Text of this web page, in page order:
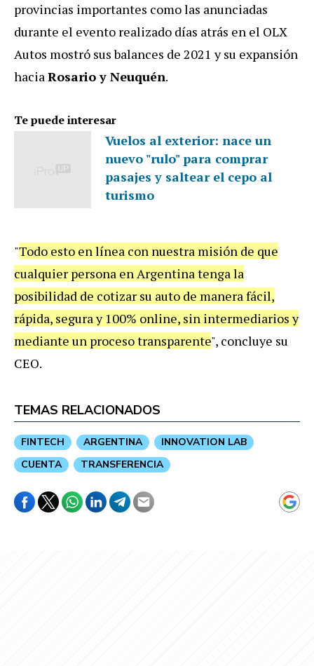
provincias importantes como las anunciadas
durante el evento realizado días atrás en el OLX
Autos mostró sus balances de 2021 y su expansión
hacia Rosario y Neuquén.
Te puede interesar
Vuelos al exterior: nace un
nuevo "rulo" para comprar
pasajes y saltear el cepo al
turismo
"Todo esto en línea con nuestra misión de que
cualquier persona en Argentina tenga la
posibilidad de cotizar su auto de manera fácil,
rápida, segura y 100% online, sin intermediarios y
mediante un proceso transparente", concluye su
CEO.
TEMAS RELACIONADOS
FINTECH ARGENTINA
INNOVATION LAB
CUENTA
TRANSFERENCIA